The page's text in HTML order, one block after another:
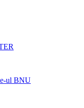
ul BNU